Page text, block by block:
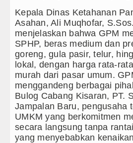
Kepala Dinas Ketahanan
Asahan, Ali Muqhofar,
menjelaskan bahwa GPM
SPHP, beras medium dan
goreng, gula pasir, telur,
lokal, dengan harga rata-
murah dari pasar umum.
menggandeng berbagai
Bulog Cabang Kisaran, PT.
Jampalan Baru, pengusaha
UMKM yang berkomitmen
secara langsung tanpa
yang menyebabkan